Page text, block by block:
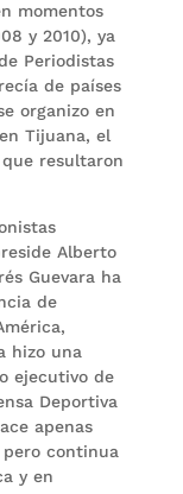
momentos
y 2010), ya
Periodistas
de países
organizo en
Tijuana, el
resultaron
Alberto
Guevara ha
de
hizo una
ejecutivo de
Deportiva
apenas
pero continua
y en